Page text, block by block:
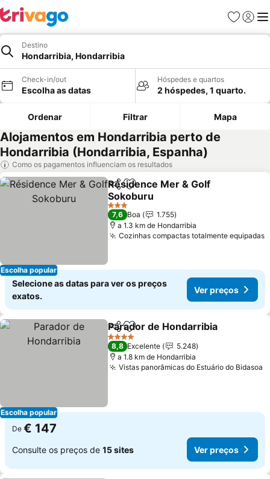
Favoritos
Iniciar
Destino
Hondarribia, Hondarribia
Check-in/out
Escolha as datas
Hóspedes e quartos
2 hóspedes, 1 quarto.
Ordenar Filtrar Mapa
Alojamentos em Hondarribia perto de
Hondarribia (Hondarribia, Espanha)
Como os pagamentos influenciam os resultados
Escolha popular
PartilharAdicionar aos favoritos
Résidence Mer & Golf
Sokoburu
3 Estrelas
7,6 Boa
1.755
a 1.3 km de Hondarribia
Cozinhas compactas totalmente equipadas
Selecione as datas para ver os preços
exatos.
Ver preços
Escolha popular
PartilharAdicionar aos favoritos
Parador de Hondarribia
4 Estrelas
8,8 Excelente
5.248
a 1.8 km de Hondarribia
Vistas panorâmicas do Estuário do Bidasoa
De € 147
Consulte os preços de 15 sites Ver preços